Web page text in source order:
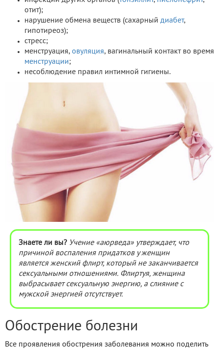
отит);
нарушение обмена веществ (сахарный диабет,
гипотиреоз);
стресс;
менструация, овуляция, вагинальный контакт во время
менструации;
несоблюдение правил интимной гигиены.
Знаете ли вы? Учение «аюрведа» утверждает, что
причиной воспаления придатков у женщин
является женский флирт, который не заканчивается
сексуальными отношениями. Флиртуя, женщина
выбрасывает сексуальную энергию, а слияние с
мужской энергией отсутствует.
Обострение болезни
Все проявления обострения заболевания можно поделить